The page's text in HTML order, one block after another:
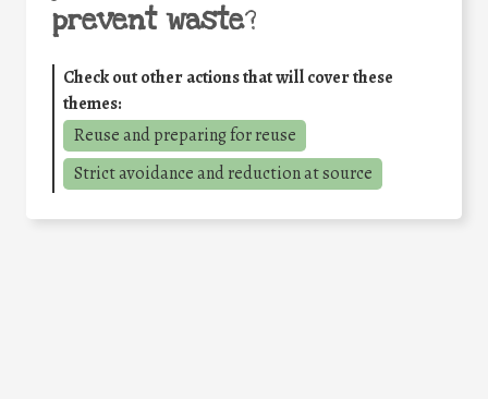
prevent waste?
Check out other actions that will cover these
themes:
Reuse and preparing for reuse
Strict avoidance and reduction at source